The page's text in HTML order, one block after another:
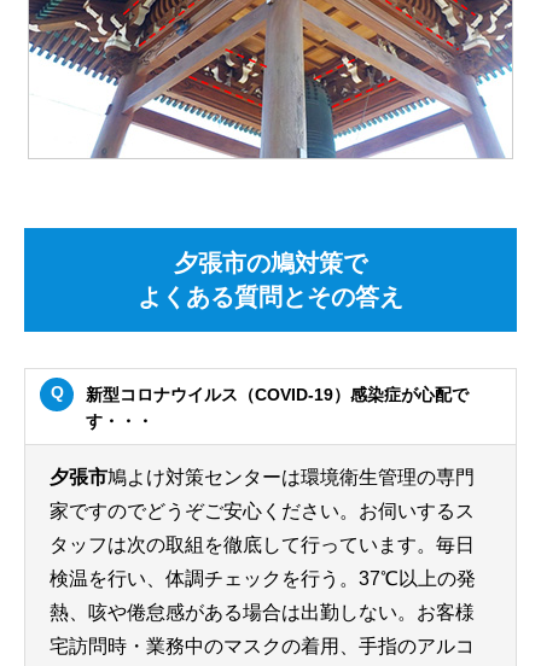
夕張市の鳩対策で
よくある質問とその答え
新型コロナウイルス（COVID-19）感染症が心配で
す・・・
夕張市鳩よけ対策センターは環境衛生管理の専門
家ですのでどうぞご安心ください。お伺いするス
タッフは次の取組を徹底して行っています。毎日
検温を行い、体調チェックを行う。37℃以上の発
熱、咳や倦怠感がある場合は出勤しない。お客様
宅訪問時・業務中のマスクの着用、手指のアルコ